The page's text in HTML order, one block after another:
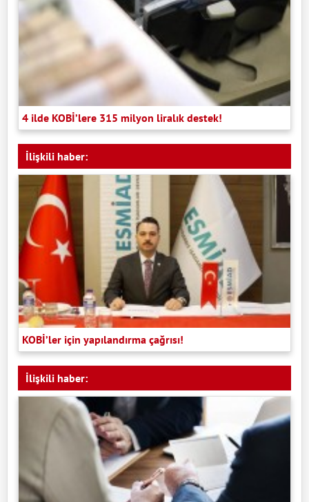
4 ilde KOBİ’lere 315 milyon liralık destek!
İlişkili haber:
KOBİ’ler için yapılandırma çağrısı!
İlişkili haber: